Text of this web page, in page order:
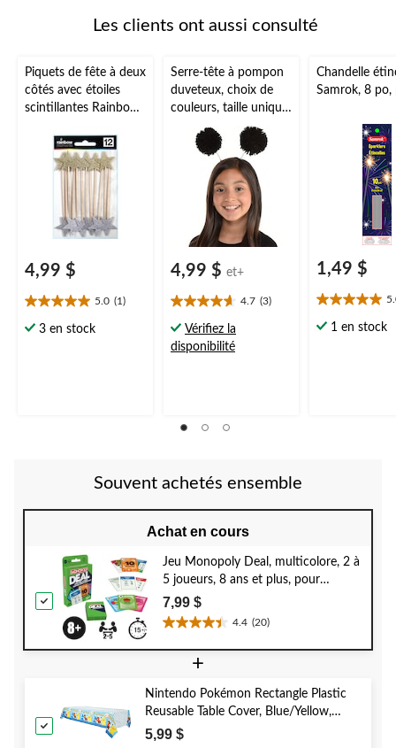
Les clients ont aussi consulté
Piquets de fête à deux
côtés avec étoiles
scintillantes Rainbow
4,99 $
5.0 (1)
5.0
étoile(s)
3 en stock
Serre-tête à pompon
duveteux, choix de
couleurs, taille unique,
accessoire de
costume à porter
pour l'Halloween
4,99 $ et+
4.7 (3)
4.7
étoile(s)
sur
Vérifiez la
disponibilité
Chandelle
Samrok, 8 po,
1,49 $
5.0
étoile(s)
1 en stock
Souvent achetés ensemble
Achat en cours
Jeu Monopoly Deal, multicolore, 2 à
5 joueurs, 8 ans et plus, pour
anniversaire/cadeau-surprise
7,99 $
4.4 (20)
4.4
étoile(s)
20
évaluations
+
Nintendo Pokémon Rectangle Plastic
Reusable Table Cover, Blue/Yellow,
54x96-in, for Birthday Party
5,99 $